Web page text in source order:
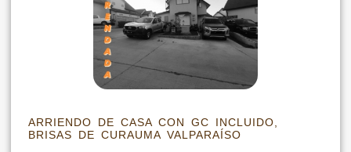
ARRIENDO DE CASA CON GC INCLUIDO,
BRISAS DE CURAUMA VALPARAÍSO